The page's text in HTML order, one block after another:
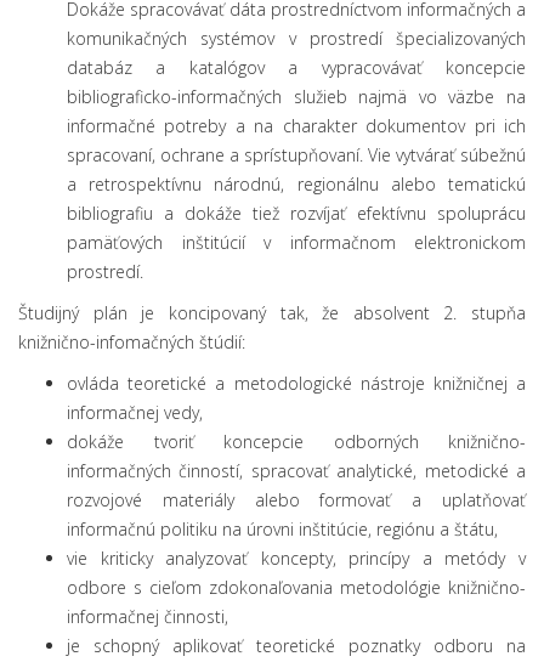
Dokáže spracovávať dáta prostredníctvom informačných a
komunikačných systémov v prostredí špecializovaných
databáz a katalógov a vypracovávať koncepcie
bibliograficko-informačných služieb najmä vo väzbe na
informačné potreby a na charakter dokumentov pri ich
spracovaní, ochrane a sprístupňovaní. Vie vytvárať súbežnú
a retrospektívnu národnú, regionálnu alebo tematickú
bibliografiu a dokáže tiež rozvíjať efektívnu spoluprácu
pamäťových inštitúcií v informačnom elektronickom
prostredí.
Študijný plán je koncipovaný tak, že absolvent 2. stupňa
knižnično-infomačných štúdií:
ovláda teoretické a metodologické nástroje knižničnej a
informačnej vedy,
dokáže tvoriť koncepcie odborných knižnično-
informačných činností, spracovať analytické, metodické a
rozvojové materiály alebo formovať a uplatňovať
informačnú politiku na úrovni inštitúcie, regiónu a štátu,
vie kriticky analyzovať koncepty, princípy a metódy v
odbore s cieľom zdokonaľovania metodológie knižnično-
informačnej činnosti,
je schopný aplikovať teoretické poznatky odboru na